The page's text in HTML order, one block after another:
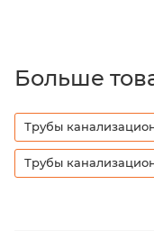
Больше
Трубы
Трубы